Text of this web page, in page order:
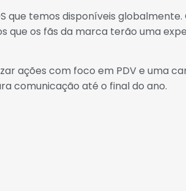
que temos disponíveis globalmente.
que os fãs da marca terão uma
ações com foco em PDV e uma
comunicação até o final do ano.